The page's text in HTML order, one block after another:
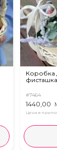
Коробка
#7464
1440,00
Цена в